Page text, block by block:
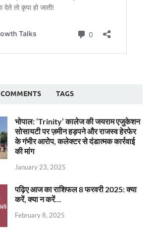
COMMENTS TAGS
भोपाल: ‘Trinity’ कालेज की जयराम एजुकेशन
सोसायटी पर ज़मीन हड़पने और राजस्व हेरफेर
के गंभीर आरोप, कलेक्टर से दंडात्मक कार्रवाई
की मांग
January 23, 2025
पढ़िए आज का राशिफल 8 फरवरी 2025: क्या
करें, क्या न करें…
February 8, 2025